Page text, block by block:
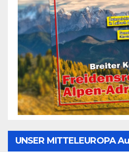
UNSER MITTELEUROPA